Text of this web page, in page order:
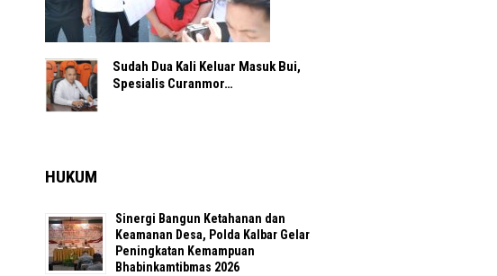
Sudah Dua Kali Keluar Masuk Bui,
Spesialis Curanmor…
HUKUM
Sinergi Bangun Ketahanan dan
Keamanan Desa, Polda Kalbar Gelar
Peningkatan Kemampuan
Bhabinkamtibmas 2026